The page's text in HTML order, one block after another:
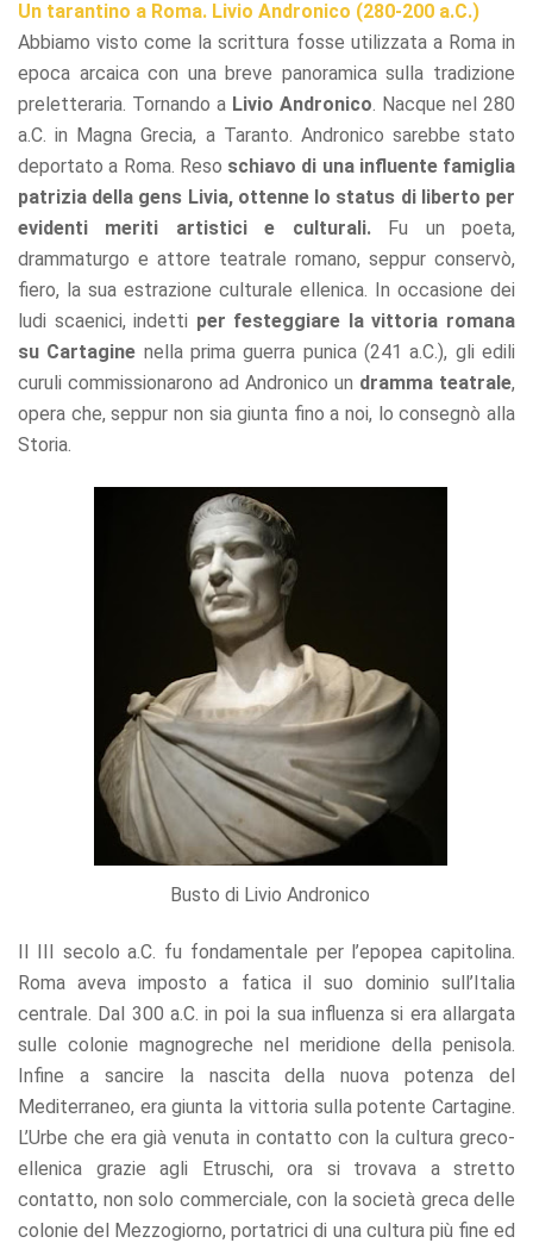
Un tarantino a Roma. Livio Andronico (280-200 a.C.)
Abbiamo visto come la scrittura fosse utilizzata a Roma in
epoca arcaica con una breve panoramica sulla tradizione
preletteraria. Tornando a Livio Andronico . Nacque nel 280
a.C. in Magna Grecia, a Taranto. Andronico sarebbe stato
deportato a Roma. Reso schiavo di una influente famiglia
patrizia della gens Livia, ottenne lo status di liberto per
evidenti meriti artistici e culturali.Fu un poeta,
drammaturgo e attore teatrale romano, seppur conservò,
fiero, la sua estrazione culturale ellenica. In occasione dei
ludi scaenici, indetti per festeggiare la vittoria romana
su Cartagine nella prima guerra punica (241 a.C.), gli edili
curuli commissionarono ad Andronico un dramma teatrale,
opera che, seppur non sia giunta fino a noi, lo consegnò alla
Storia.
Busto di Livio Andronico
Il III secolo a.C. fu fondamentale per l’epopea capitolina.
Roma aveva imposto a fatica il suo dominio sull’Italia
centrale. Dal 300 a.C. in poi la sua influenza si era allargata
sulle colonie magnogreche nel meridione della penisola.
Infine a sancire la nascita della nuova potenza del
Mediterraneo, era giunta la vittoria sulla potente Cartagine.
L’Urbe che era già venuta in contatto con la cultura greco-
ellenica grazie agli Etruschi, ora si trovava a stretto
contatto, non solo commerciale, con la società greca delle
colonie del Mezzogiorno, portatrici di una cultura più fine ed